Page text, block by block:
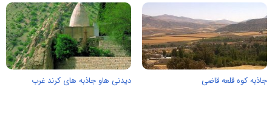
جاذبه کوه قلعه قاضی دیدنی هاو جاذبه های کرند غرب